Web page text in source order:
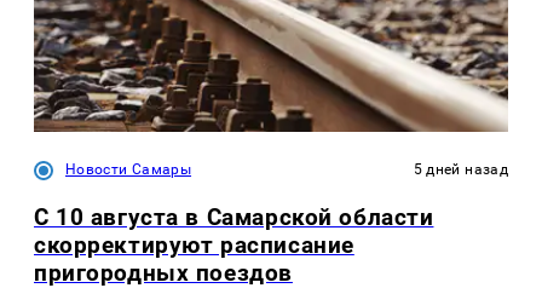
Новости Самары 5 дней назад
С 10 августа в Самарской области
скорректируют расписание
пригородных поездов